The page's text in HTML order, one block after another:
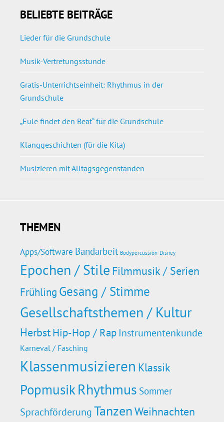
BELIEBTE BEITRÄGE
Lieder für die Grundschule
Musik-Vertretungsstunde
Gratis-Unterrichtseinheit: Rhythmus in der
Grundschule
„Eule findet den Beat“ für die Grundschule
Klanggeschichten (für die Kita)
Musizieren mit Alltagsgegenständen
THEMEN
Apps/Software Bandarbeit Bodypercussion Disney
Epochen / Stile Filmmusik / Serien
Frühling Gesang / Stimme
Gesellschaftsthemen / Kultur
HerbstHip-Hop / Rap Instrumentenkunde
Karneval / Fasching
Klassenmusizieren Klassik
Popmusik Rhythmus Sommer
SprachförderungTanzenWeihnachten